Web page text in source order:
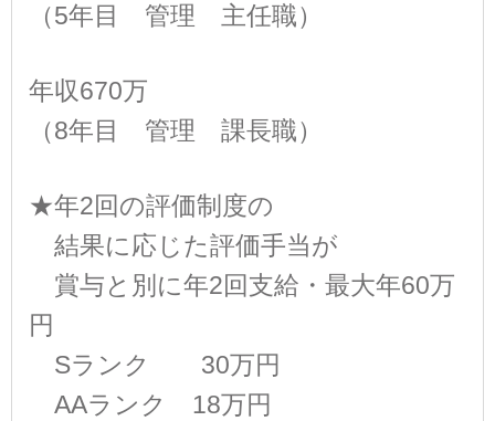
（5年目 管理 主任職）
年収670万
（8年目 管理 課長職）
★年2回の評価制度の
結果に応じた評価手当が
賞与と別に年2回支給・最大年60万
円
Sランク 30万円
AAランク 18万円